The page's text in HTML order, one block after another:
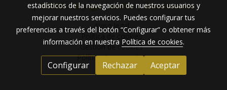
|Método de pago|Envíos y Devoluciones
Aviso legal
Política de cookies
Gestión de cookies
Política de privacidad
estadísticos de la navegación de nuestros usuarios y
mejorar nuestros servicios. Puedes configurar tus
preferencias a través del botón “Configurar” o obtener más
información en nuestra Política de cookies.
Configurar Rechazar Aceptar